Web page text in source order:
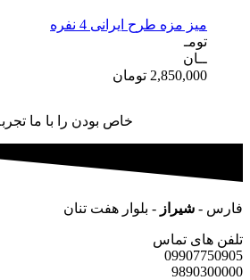
میز مزه طرح ایرانی 4 نفره
تومـ
ــان
2,850,000 تومان
خاص بودن را با ما
فارس - شیراز - بلوار هفت تنان
تلفن های تماس
09907750905
9890300000